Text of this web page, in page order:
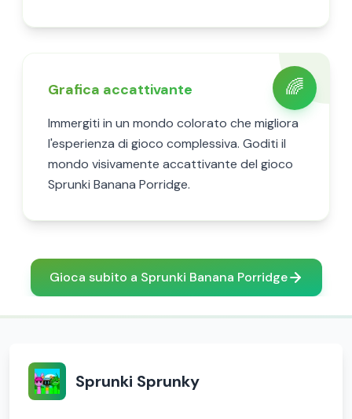
🌈
Grafica accattivante
Immergiti in un mondo colorato che migliora
l'esperienza di gioco complessiva. Goditi il
mondo visivamente accattivante del gioco
Sprunki Banana Porridge.
Gioca subito a Sprunki Banana Porridge
Sprunki Sprunky